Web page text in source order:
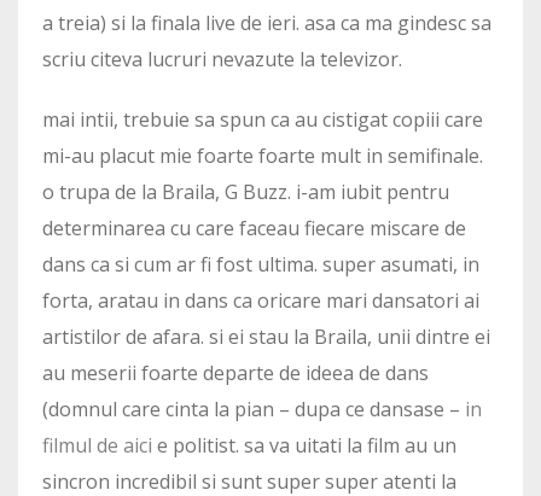
a treia) si la finala live de ieri. asa ca ma gindesc sa
scriu citeva lucruri nevazute la televizor.
mai intii, trebuie sa spun ca au cistigat copiii care
mi-au placut mie foarte foarte mult in semifinale.
o trupa de la Braila, G Buzz. i-am iubit pentru
determinarea cu care faceau fiecare miscare de
dans ca si cum ar fi fost ultima. super asumati, in
forta, aratau in dans ca oricare mari dansatori ai
artistilor de afara. si ei stau la Braila, unii dintre ei
au meserii foarte departe de ideea de dans
(domnul care cinta la pian – dupa ce dansase – in
filmul de aici e politist. sa va uitati la film au un
sincron incredibil si sunt super super atenti la